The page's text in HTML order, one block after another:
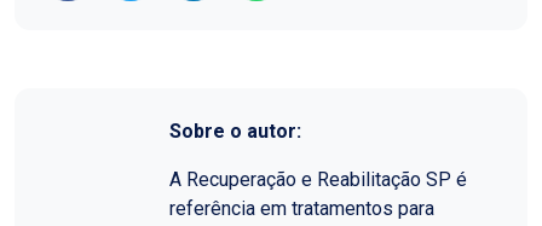
Sobre o autor:
A Recuperação e Reabilitação SP é
referência em tratamentos para